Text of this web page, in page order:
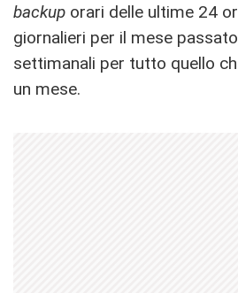
backup orari delle ultime 24
giornalieri per il mese
settimanali per tutto quello
un mese.